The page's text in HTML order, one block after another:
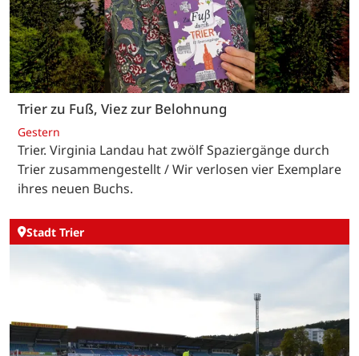
Trier zu Fuß, Viez zur Belohnung
Gestern
Trier. Virginia Landau hat zwölf Spaziergänge durch
Trier zusammengestellt / Wir verlosen vier Exemplare
ihres neuen Buchs.
Stadt Trier